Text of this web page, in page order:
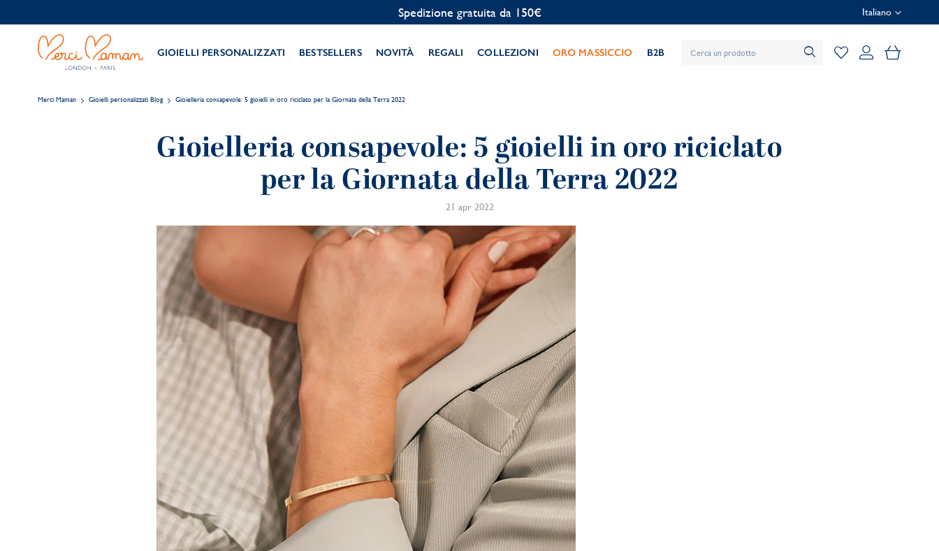
Personalizzazione gratuita Italiano
GIOIELLI PERSONALIZZATI BESTSELLERS NOVITÀ REGALI COLLEZIONI ORO MASSICCIO B2B Il mio
Merci Maman Gioielli personalizzati Blog Gioielleria consapevole: 5 gioielli in oro riciclato per la Giornata della Terra 2022
Gioielleria consapevole: 5 gioielli in oro riciclato
per la Giornata della Terra 2022
21 apr 2022